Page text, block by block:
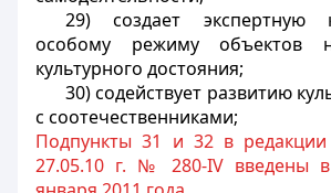
29) создает экспертную
особому режиму объектов
культурного достояния;
30) содействует развитию
с соотечественниками;
Подпункты 31 и 32 в редакции
27.05.10 г. № 280-IV введены